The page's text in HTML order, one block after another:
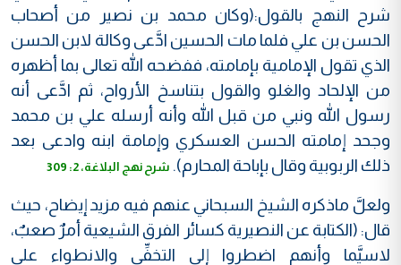
شرح النهج بالقول:(وكان محمد بن نصير من أصحاب
الحسن بن علي فلما مات الحسين ادَّعى وكالة لابن الحسن
الذي تقول الإمامية بإمامته، ففضحه الله تعالى بما أظهره
من الإلحاد والغلو والقول بتناسخ الأرواح، ثم ادَّعى أنه
رسول الله ونبي من قبل الله وأنه أرسله علي بن محمد
وجحد إمامته الحسن العسكري وإمامة ابنه وادعى بعد
ذلك الربوبية وقال بإباحة المحارم). شرح نهج البلاغة، 2: 309
ولعلَّ ماذكره الشيخ السبحاني عنهم فيه مزيد إيضاح، حيث
قال: (الكتابة عن النصيرية كسائر الفرق الشيعية أمرٌ صعبٌ،
لاسيَّما وأنهم اضطروا إلى التخفِّي والانطواء على